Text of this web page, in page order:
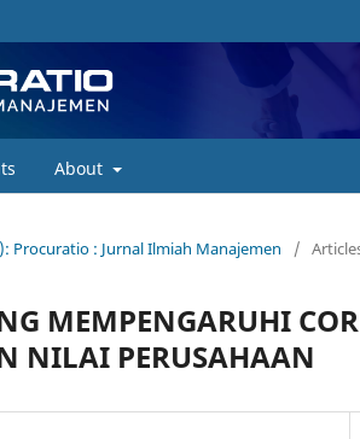
About
Procuratio : Jurnal Ilmiah Manajemen /
MEMPENGARUHI
NILAI PERUSAHAAN